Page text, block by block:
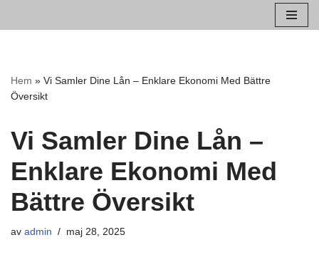
Hem » Vi Samler Dine Lån – Enklare Ekonomi Med Bättre
Översikt
Vi Samler Dine Lån –
Enklare Ekonomi Med
Bättre Översikt
av admin maj 28, 2025